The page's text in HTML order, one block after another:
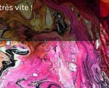
vite !